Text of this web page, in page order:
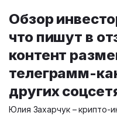
Обзор
что пишут в
контент
телеграмм-
других
Юлия Захарчук – крипто-